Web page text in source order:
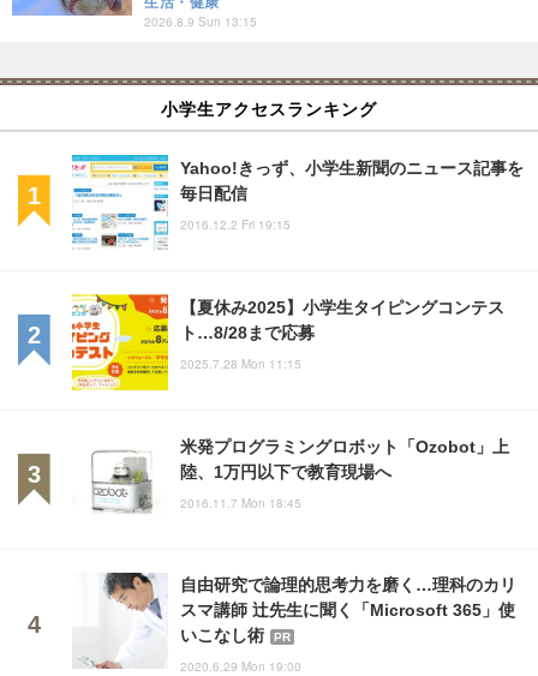
2026.8.9 Sun 13:15
小学生アクセスランキング
Yahoo!きっず、小学生新聞のニュース記事を
毎日配信
2016.12.2 Fri 19:15
【夏休み2025】小学生タイピングコンテス
ト…8/28まで応募
2025.7.28 Mon 11:15
米発プログラミングロボット「Ozobot」上
陸、1万円以下で教育現場へ
2016.11.7 Mon 18:45
自由研究で論理的思考力を磨く…理科のカリ
スマ講師 辻先生に聞く「Microsoft 365」使
いこなし術
PR
2020.6.29 Mon 19:00